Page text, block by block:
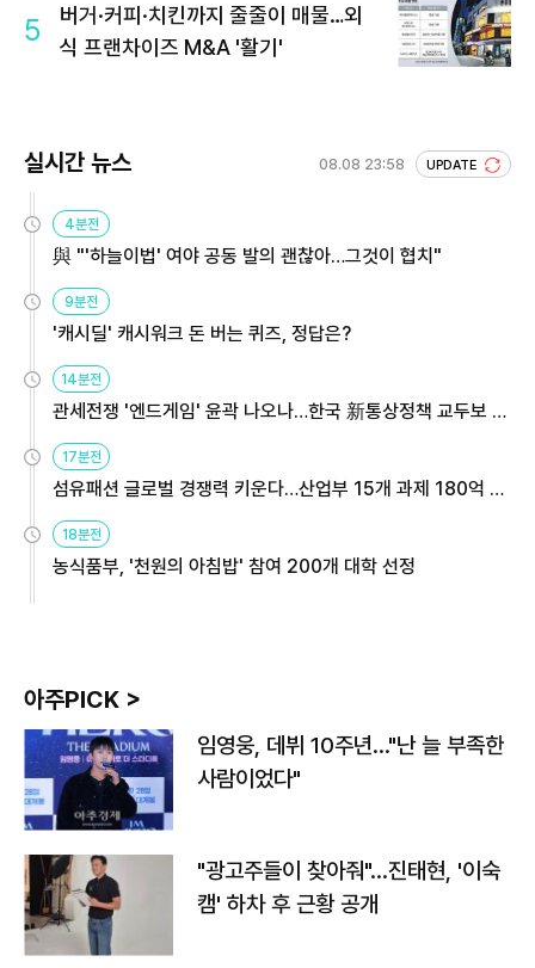
5
버거·커피·치킨까지 줄줄이 매물…외
식 프랜차이즈 M&A '활기'
실시간 뉴스 08.08 23:58 UPDATE
4분전
與 "'하늘이법' 여야 공동 발의 괜찮아…그것이 협치"
9분전
'캐시딜' 캐시워크 돈 버는 퀴즈, 정답은?
14분전
관세전쟁 '엔드게임' 윤곽 나오나…한국 新통상정책 교두보 활
용해야
17분전
섬유패션 글로벌 경쟁력 키운다…산업부 15개 과제 180억 지
원
18분전
농식품부, '천원의 아침밥' 참여 200개 대학 선정
아주PICK >
임영웅, 데뷔 10주년…"난 늘 부족한
사람이었다"
"광고주들이 찾아줘"…진태현, '이숙
캠' 하차 후 근황 공개